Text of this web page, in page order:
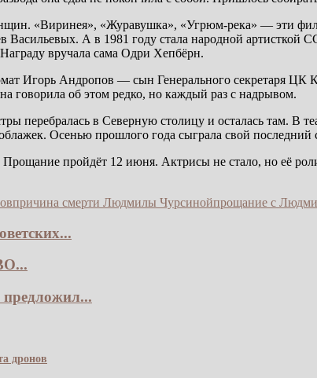
«Виринея», «Журавушка», «Угрюм-река» — эти
А в 1981 году стала народной артисткой
вручала сама Одри Хепбёрн.
Игорь Андропов — сын Генерального секретаря
говорила об этом редко, но каждый раз с надрывом.
перебралась в Северную столицу и осталась там. В
Осенью прошлого года сыграла свой последний
пройдёт 12 июня. Актрисы не стало, но её
причина смерти Людмилы Чурсинойпрощание с
дронов